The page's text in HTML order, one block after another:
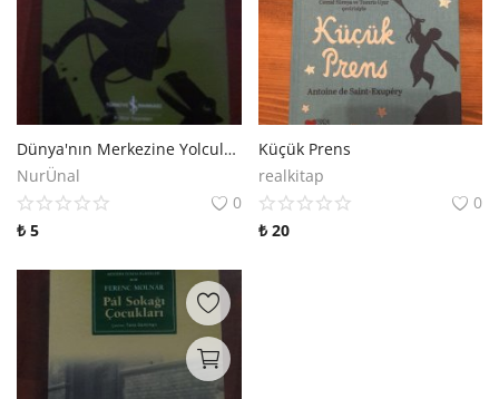
Dünya'nın Merkezine Yolculuk
NurÜnal
0
₺ 5
Küçük Prens
realkitap
0
₺20